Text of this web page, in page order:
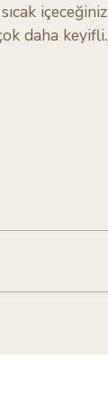
daha